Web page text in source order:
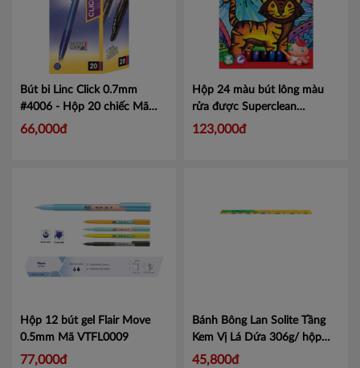
Bút bi Linc Click 0.7mm
#4006 - Hộp 20 chiếc Mã
LIN4006
66,000đ
Hộp 24 màu bút lông màu
rửa được Superclean
Leaderart Mã LA106Z2C9
123,000đ
Hộp 12 bút gel Flair Move
0.5mm Mã VTFL0009
77,000đ
Bánh Bông Lan Solite Tầng
Kem Vị Lá Dứa 306g/ hộp
Mã 4328975
45,800đ